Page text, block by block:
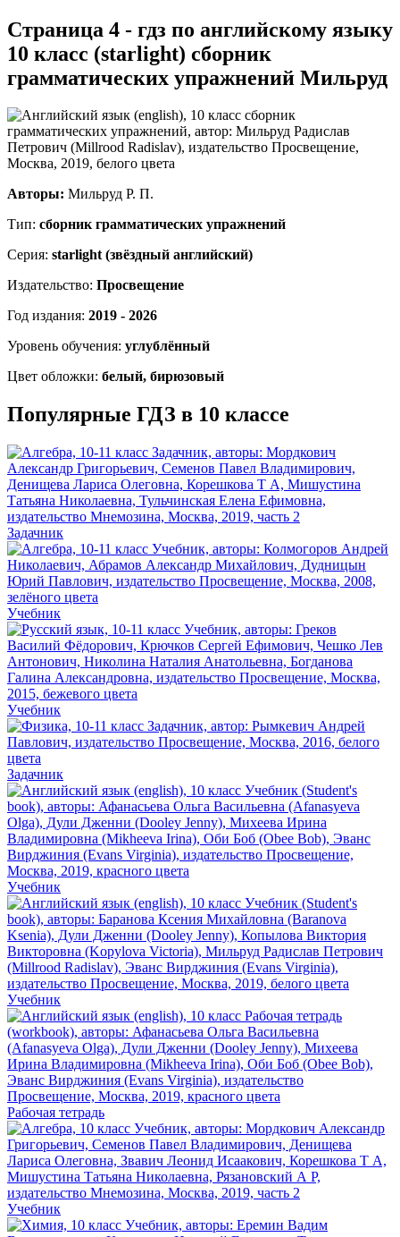
Страница 4 - гдз по английскому языку
10 класс (starlight) сборник
грамматических упражнений Мильруд
Авторы: Мильруд Р. П.
Тип: сборник грамматических упражнений
Серия: starlight (звёздный английский)
Издательство: Просвещение
Год издания: 2019 - 2026
Уровень обучения: углублённый
Цвет обложки: белый, бирюзовый
Популярные ГДЗ в 10 классе
Задачник
Учебник
Учебник
Задачник
Учебник
Учебник
Рабочая тетрадь
Учебник